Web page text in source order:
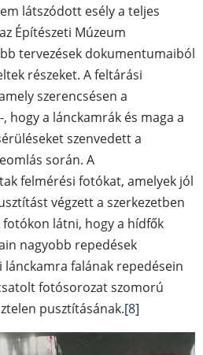
látszódott esély a teljes
Építészeti Múzeum
tervezések dokumentumaiból
részeket. A feltárási
szerencsésen a
hogy a lánckamrák és maga a
szenvedett a
során. A
felmérési fotókat, amelyek jól
végzett a szerkezetben
látni, hogy a hídfők
nagyobb repedések
lánckamra falának repedésein
fotósorozat szomorú
pusztításának.[8]